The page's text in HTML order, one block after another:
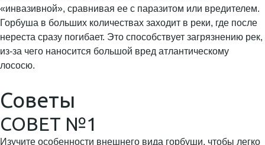
«инвазивной», сравнивая ее с паразитом или вредителем.
Горбуша в больших количествах заходит в реки, где после
нереста сразу погибает. Это способствует загрязнению рек,
из-за чего наносится большой вред атлантическому
лососю.
Советы
СОВЕТ №1
Изучите особенности внешнего вида горбуши, чтобы легко